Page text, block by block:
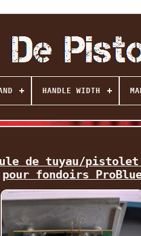
HANDLE WIDTH
de tuyau/pistolet
pour fondoirs